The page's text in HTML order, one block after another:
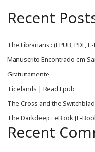
Recent
The Librarians : (EPUB, PDF,
Manuscrito Encontrado em
Gratuitamente
Tidelands | Read Epub
The Cross and the
The Darkdeep : eBook [E-
Recent